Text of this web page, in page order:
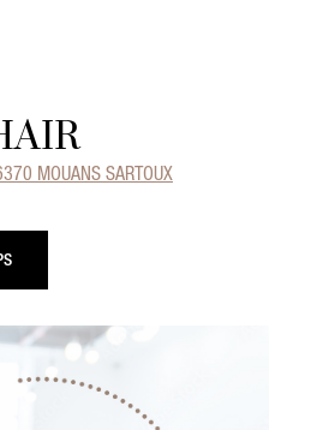
MOUANS SARTOUX